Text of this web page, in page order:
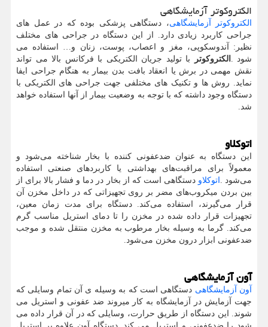
الکتروکوتر آزمایشگاهی
الکتروکوتر آزمایشگاهی، دستگاهی پزشکی بوده که در عمل های
جراحی کاربرد زیادی دارد. از این دستگاه در جراحی های مختلف
نظیر: آندوسکوپی، مغز و اعصاب، پوست، زنان و… استفاده می
شود
الکتروکوتر
با تولید جریان الکتریکی با فرکانس بالا می تواند
نقش مهمی در برش یا انعقاد بافت بدن بیمار به هنگام جراحی ایفا
نماید. روش ها و تکنیک های مختلفی جهت جراحی های الکتریکی با
دستگاه وجود داشته که با توجه به وضعیت بیمار از آنها استفاده خواهد
شد.
اتوکلاو
این دستگاه به عنوان ضدعفونی کننده با بخار شناخته می‌شود و
معمولاً برای مراقبت‌های بهداشتی یا کاربردهای صنعتی استفاده
می‌شود
اتوکلاو دستگاهی است که از بخار در دما و فشار بالا برای از
بین بردن میکروب‌های مضر بر روی تجهیزاتی که در داخل مخزن آن
قرار می‌گیرند، استفاده می‌کند. دستگاه برای مدت زمان معین،
تجهیزات قرار داده شده در مخزن را تا دمای استریل مناسب گرم
می‌کند. گرما به وسیله بخار مرطوب به مخزن منتقل شده و موجب
ضدعفونی ابزار درون مخزن می‌شود.
آون آزمایشگاهی
آون آزمایشگاهی دستگاهی است که به وسیله ی آن تمام وسایلی که
جهت آزمایش در آزمایشگاه به کار میروند ضد عفونی و استریل می
شوند. این دستگاه از طریق حرارت، وسایلی که در آن قرار داده می